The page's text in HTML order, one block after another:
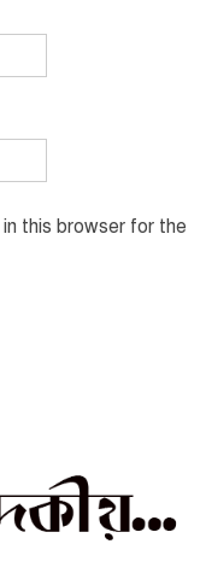
this browser for the